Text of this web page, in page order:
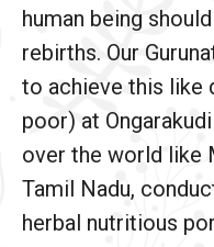
human being
rebirths. Our
to achieve this like
poor) at
over the world like
Tamil Nadu,
herbal nutritious